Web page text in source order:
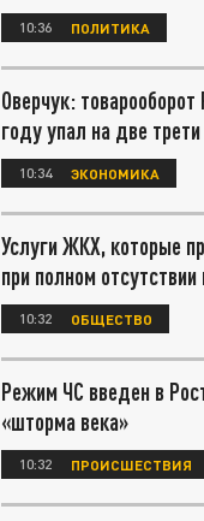
10:36 ПОЛИТИКА
Оверчук:
году упал на две трети
10:34 ЭКОНОМИКА
Услуги ЖКХ, которые
при полном отсутствии
10:32 ОБЩЕСТВО
Режим ЧС введен в
«шторма века»
10:32 ПРОИСШЕСТВИЯ